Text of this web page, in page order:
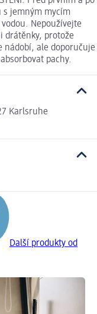
s jemným mycím
Nepoužívejte
drátěnky, protože
nádobí, ale doporučuje
pachy.
Karlsruhe
Další produkty od